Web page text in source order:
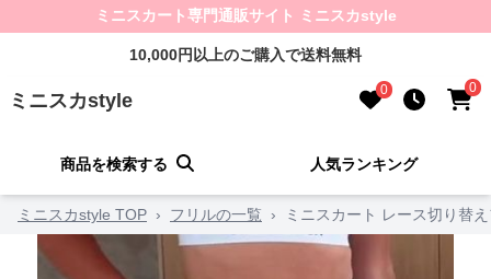
ミニスカート専門通販サイト ミニスカstyle
10,000円以上のご購入で送料無料
ミニスカstyle 0 0
商品を検索する 人気ランキング
ミニスカstyle TOP › フリルの一覧 › ミニスカート レース切り替